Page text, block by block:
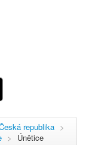
republika >
> Únětice